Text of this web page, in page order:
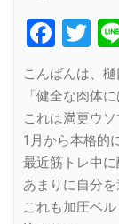
こんばんは、樋
「健全な肉体
これは満更ウ
1月から本格的
最近筋トレ中に
あまりに自分
これも加圧ベ